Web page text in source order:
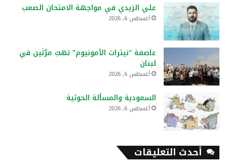
علي الزيدي في مواجهة الامتحان الصعب
أغسطس 6, 2026
عاصفة “نيترات الأمونيوم” تهبّ مرَّتَين في
لبنان
أغسطس 6, 2026
السعودية والمسألة الحوثية
أغسطس 6, 2026
أحدث التعليقات